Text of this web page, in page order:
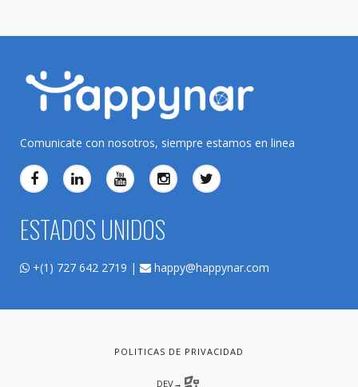
Comunicate con nosotros, siempre estamos en linea
ESTADOS UNIDOS
+(1) 727 642 2719 | happy@happynar.com
POLITICAS DE PRIVACIDAD
DEV→